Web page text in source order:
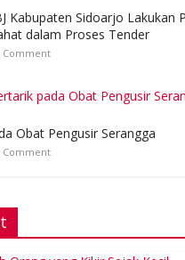
Kabupaten Sidoarjo Lakukan
dalam Proses Tender
Comment
Obat Pengusir Serangga
Comment